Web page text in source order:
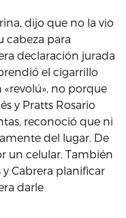
dijo que no la vio
cabeza para
declaración jurada
el cigarrillo
no porque
y Pratts Rosario
reconoció que ni
del lugar. De
un celular. También
Cabrera planificar
darle